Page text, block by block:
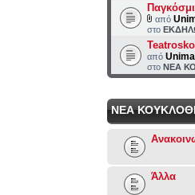
από
στο
απόUnima
στοΝΕΑ
ΝΕΑ
Άλλα